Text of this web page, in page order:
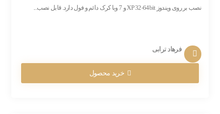
نصب بر روی ویندوز XP 32-64bit و 7 وبا کرک دائم و فول دارد. قابل نصب...
فرهاد ترابی
خرید محصول